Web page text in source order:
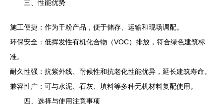
三、性能优势
施工便捷：作为干粉产品，便于储存、运输和现场调配。
环保安全：低挥发性有机化合物（VOC）排放，符合绿色建筑标
准。
耐久性强：抗紫外线、耐候性和抗老化性能优异，延长建筑寿命。
兼容性广：可与水泥、石灰、填料等多种无机材料复配使用。
四、选择与使用注意事项